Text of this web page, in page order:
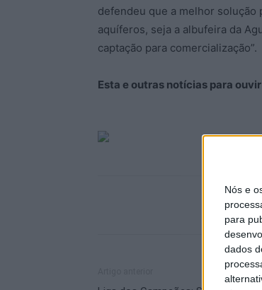
Nós e
para
dados
defendeu que a melhor
aquíferos, seja a albufeira da
captação para comercialização”.
Esta e outras notícias para